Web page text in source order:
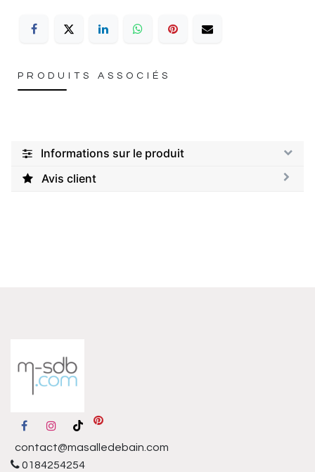
PRODUITS ASSOCIÉS
Informations sur le produit
Avis client
contact@masalledebain.com
0184254254